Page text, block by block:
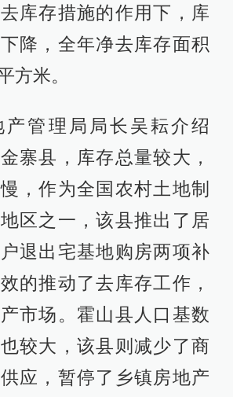
库存措施的作用下，库
降，全年净去库存面积
方米。
产管理局局长吴耘介绍
寨县，库存总量较大，
，作为全国农村土地制
区之一，该县推出了居
退出宅基地购房两项补
的推动了去库存工作，
市场。霍山县人口基数
较大，该县则减少了商
应，暂停了乡镇房地产